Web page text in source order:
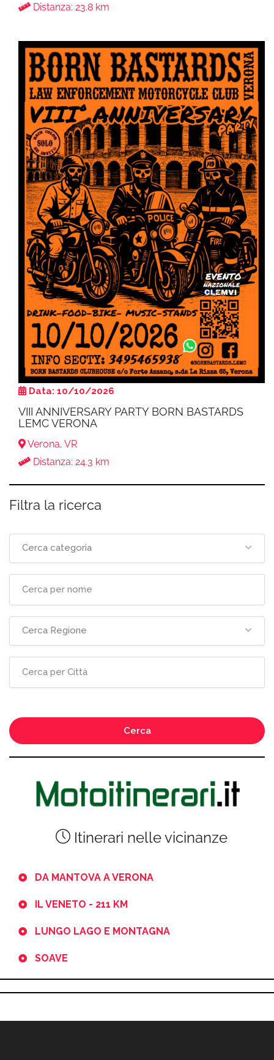
Distanza: 23.8 km
Data: 10/10/2026
VIII ANNIVERSARY PARTY BORN BASTARDS
LEMC VERONA
Verona, VR
Distanza: 24.3 km
Filtra la ricerca
Cerca categoria
Cerca Regione
Cerca
Itinerari nelle vicinanze
DA MANTOVA A VERONA
IL VENETO - 211 KM
LUNGO LAGO E MONTAGNA
SOAVE